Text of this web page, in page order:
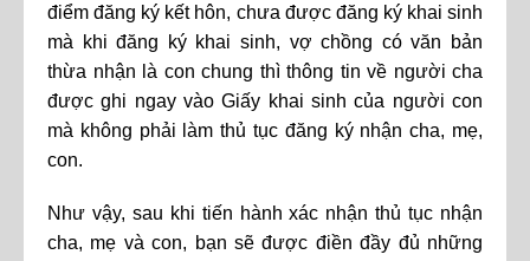
điểm đăng ký kết hôn, chưa được đăng ký khai sinh
mà khi đăng ký khai sinh, vợ chồng có văn bản
thừa nhận là con chung thì thông tin về người cha
được ghi ngay vào Giấy khai sinh của người con
mà không phải làm thủ tục đăng ký nhận cha, mẹ,
con.
Như vậy, sau khi tiến hành xác nhận thủ tục nhận
cha, mẹ và con, bạn sẽ được điền đầy đủ những